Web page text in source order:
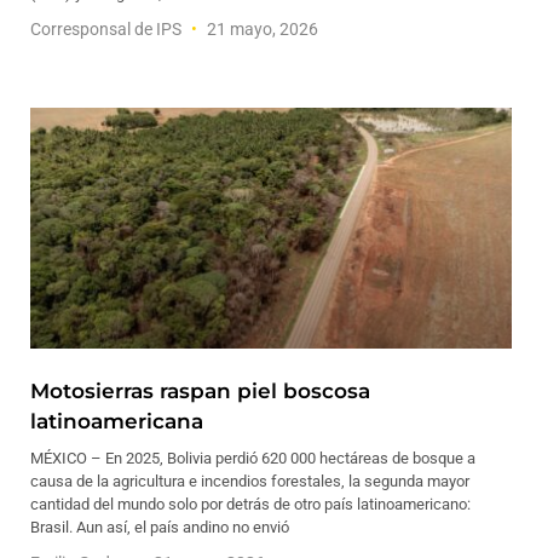
Corresponsal de IPS 21 mayo, 2026
Motosierras raspan piel boscosa
latinoamericana
MÉXICO – En 2025, Bolivia perdió 620 000 hectáreas de bosque a
causa de la agricultura e incendios forestales, la segunda mayor
cantidad del mundo solo por detrás de otro país latinoamericano:
Brasil. Aun así, el país andino no envió